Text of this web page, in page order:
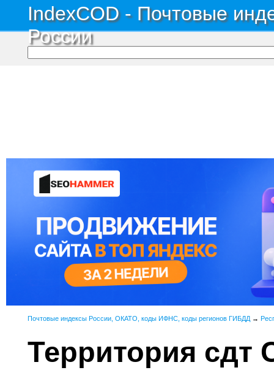
IndexCOD - Почтовые
России
Почтовые индексы России, ОКАТО, коды ИФНС, коды регионов ГИБДД →
Территория сдт